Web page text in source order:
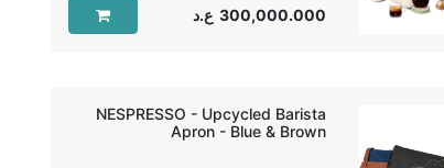
300,000.000 ع.د
NESPRESSO - Upcycled Barista
Apron - Blue & Brown